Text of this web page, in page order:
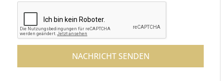
NACHRICHT SENDEN